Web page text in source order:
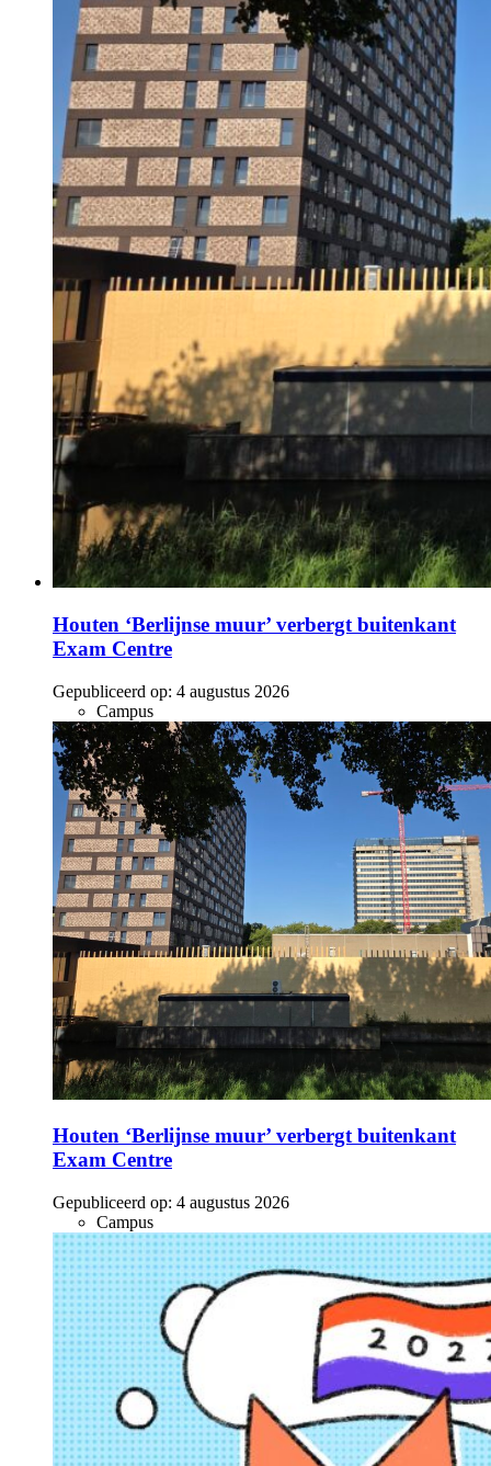
Houten ‘Berlijnse muur’ verbergt buitenkant
Exam Centre
Gepubliceerd op: 4 augustus 2026
Campus
Houten ‘Berlijnse muur’ verbergt buitenkant
Exam Centre
Gepubliceerd op: 4 augustus 2026
Campus